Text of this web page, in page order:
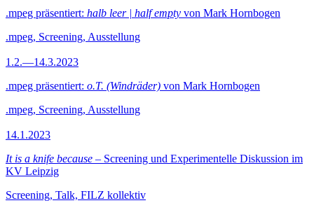
.mpeg präsentiert: halb leer | half empty von Mark Hornbogen
.mpeg, Screening, Ausstellung
1.2.—14.3.2023
.mpeg präsentiert: o.T. (Windräder) von Mark Hornbogen
.mpeg, Screening, Ausstellung
14.1.2023
It is a knife because – Screening und Experimentelle Diskussion im
KV Leipzig
Screening, Talk, FILZ kollektiv